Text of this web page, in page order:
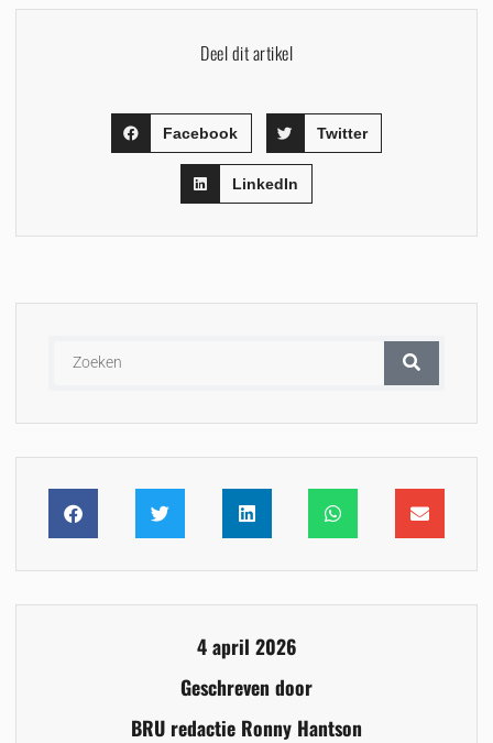
Deel dit artikel
Facebook Twitter
LinkedIn
4 april 2026
Geschreven door
BRU redactie Ronny Hantson